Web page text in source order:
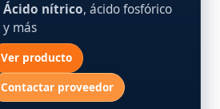
Ácido nítrico, ácido fosfórico
y más
Ver producto
Contactar proveedor